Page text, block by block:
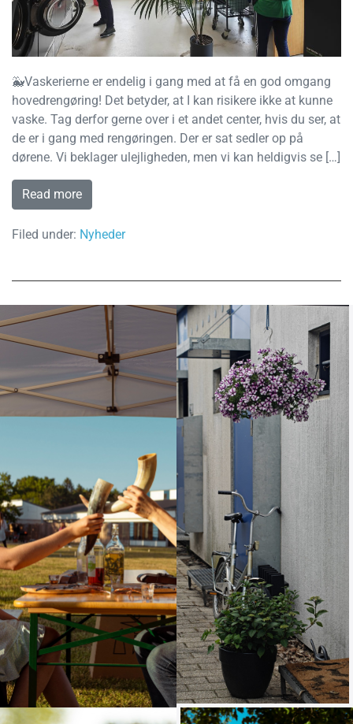
🐳Vaskerierne er endelig i gang med at få en god omgang
hovedrengøring! Det betyder, at I kan risikere ikke at kunne
vaske. Tag derfor gerne over i et andet center, hvis du ser, at
de er i gang med rengøringen. Der er sat sedler op på
dørene. Vi beklager ulejligheden, men vi kan heldigvis se […]
Read more
Filed under: Nyheder